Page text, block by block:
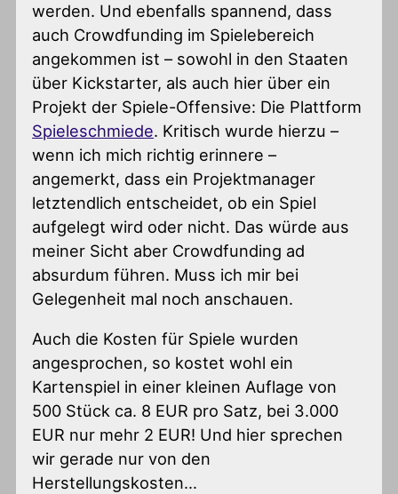
werden. Und ebenfalls spannend, dass
auch Crowdfunding im Spielebereich
angekommen ist – sowohl in den Staaten
über Kickstarter, als auch hier über ein
Projekt der Spiele-Offensive: Die Plattform
Spieleschmiede. Kritisch wurde hierzu –
wenn ich mich richtig erinnere –
angemerkt, dass ein Projektmanager
letztendlich entscheidet, ob ein Spiel
aufgelegt wird oder nicht. Das würde aus
meiner Sicht aber Crowdfunding ad
absurdum führen. Muss ich mir bei
Gelegenheit mal noch anschauen.
Auch die Kosten für Spiele wurden
angesprochen, so kostet wohl ein
Kartenspiel in einer kleinen Auflage von
500 Stück ca. 8 EUR pro Satz, bei 3.000
EUR nur mehr 2 EUR! Und hier sprechen
wir gerade nur von den
Herstellungskosten…